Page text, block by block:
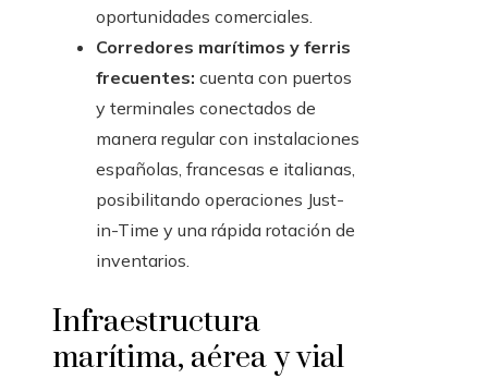
oportunidades comerciales.
Corredores marítimos y ferris
frecuentes: cuenta con puertos
y terminales conectados de
manera regular con instalaciones
españolas, francesas e italianas,
posibilitando operaciones Just-
in-Time y una rápida rotación de
inventarios.
Infraestructura
marítima, aérea y vial